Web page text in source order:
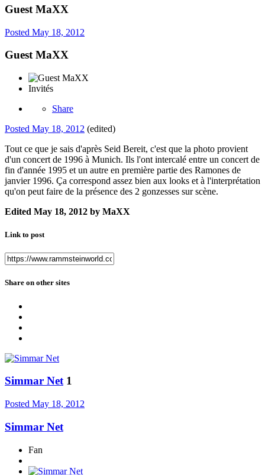
Guest MaXX
Posted May 18, 2012
Guest MaXX
Invités
Share
Posted May 18, 2012 (edited)
Tout ce que je sais d'après Seid Bereit, c'est que la photo provient
d'un concert de 1996 à Munich. Ils l'ont intercalé entre un concert de
fin d'année 1995 et un autre en première partie des Ramones de
janvier 1996. Ça correspond assez bien aux looks et à l'interprétation
qu'on peut faire de la présence des 2 gonzesses sur scène.
Edited May 18, 2012 by MaXX
Link to post
Share on other sites
Simmar Net 1
Posted May 18, 2012
Simmar Net
Fan